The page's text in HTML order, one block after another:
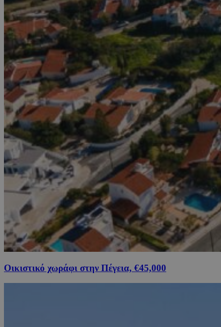
Οικιστικό χωράφι στην Πέγεια, €45,000